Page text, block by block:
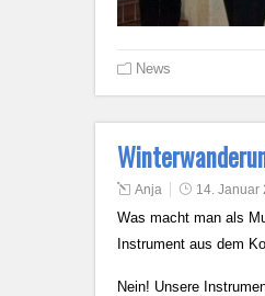
News
Anja 14. Januar
Was macht man als
Instrument aus dem
Nein! Unsere